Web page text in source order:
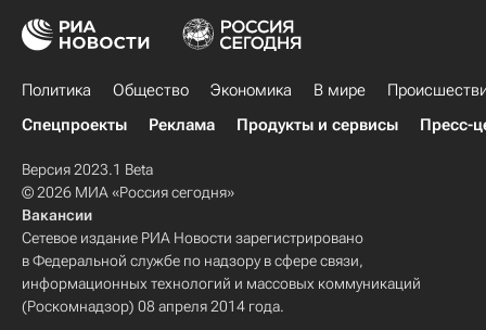
Политика Общество Экономика В мире
Спецпроекты
Реклама Продукты и сервисы Пресс-
Версия 2023.1 Beta
© 2026 МИА «Россия сегодня»
Вакансии
Сетевое издание РИА Новости зарегистрировано
в Федеральной службе по надзору в сфере связи,
информационных технологий и массовых коммуникаций
(Роскомнадзор) 08 апреля 2014 года.